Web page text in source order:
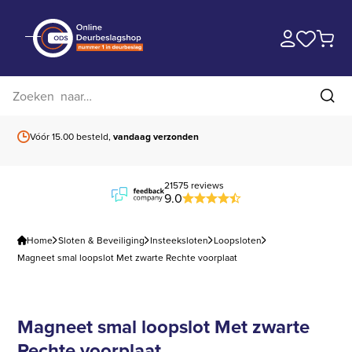
Vóór 15.00 besteld,vandaag verzonden
21575 reviews
9.0
Home Sloten & Beveiliging Insteeksloten Loopsloten
Magneet smal loopslot Met zwarte Rechte voorplaat
Magneet smal loopslot Met zwarte